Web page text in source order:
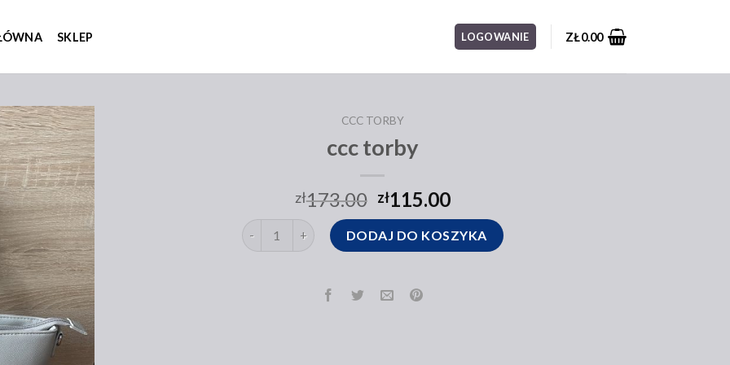
SKLEP LOGOWANIE ZŁ0.00
CCC TORBY
ccc torby
zł173.00 zł115.00
ilość ccc torby DODAJ DO KOSZYKA